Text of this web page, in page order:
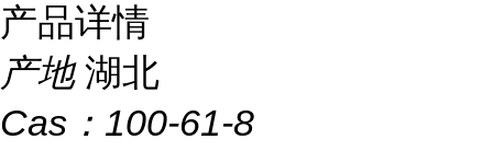
产品详情
产地 湖北
Cas： 100-61-8